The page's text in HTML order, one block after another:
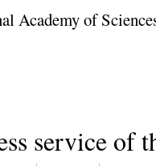
Academy of
service of